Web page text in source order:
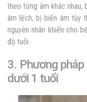
theo từng âm khác nhau,
âm lệch, bị biến âm tùy
nguyên nhân khiến cho
độ tuổi.
3. Phương
dưới 1 tuổi